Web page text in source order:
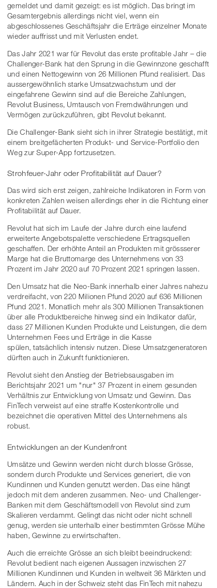
gemeldet und damit gezeigt: es ist möglich. Das bringt im
Gesamtergebnis allerdings nicht viel, wenn ein
abgeschlossenes Geschäftsjahr die Erträge einzelner Monate
wieder auffrisst und mit Verlusten endet.
Das Jahr 2021 war für Revolut das erste profitable Jahr – die
Challenger-Bank hat den Sprung in die Gewinnzone geschafft
und einen Nettogewinn von 26 Millionen Pfund realisiert. Das
aussergewöhnlich starke Umsatzwachstum und der
eingefahrene Gewinn sind auf die Bereiche Zahlungen,
Revolut Business, Umtausch von Fremdwährungen und
Vermögen zurückzuführen, gibt Revolut bekannt.
Die Challenger-Bank sieht sich in ihrer Strategie bestätigt, mit
einem breitgefächerten Produkt- und Service-Portfolio den
Weg zur Super-App fortzusetzen.
Strohfeuer-Jahr oder Profitabilität auf Dauer?
Das wird sich erst zeigen, zahlreiche Indikatoren in Form von
konkreten Zahlen weisen allerdings eher in die Richtung einer
Profitabilität auf Dauer.
Revolut hat sich im Laufe der Jahre durch eine laufend
erweiterte Angebotspalette verschiedene Ertragsquellen
geschaffen. Der erhöhte Anteil an Produkten mit grössserer
Marge hat die Bruttomarge des Unternehmens von 33
Prozent im Jahr 2020 auf 70 Prozent 2021 springen lassen.
Den Umsatz hat die Neo-Bank innerhalb einer Jahres nahezu
verdreifacht, von 220 Milionen Pfund 2020 auf 636 Millionen
Pfund 2021. Monatlich mehr als 300 Millionen Transaktionen
über alle Produktbereiche hinweg sind ein Indikator dafür,
dass 27 Millionen Kunden Produkte und Leistungen, die dem
Unternehmen Fees und Erträge in die Kasse
spülen, tatsächlich intensiv nutzen. Diese Umsatzgeneratoren
dürften auch in Zukunft funktionieren.
Revolut sieht den Anstieg der Betriebsausgaben im
Berichtsjahr 2021 um "nur" 37 Prozent in einem gesunden
Verhältnis zur Entwicklung von Umsatz und Gewinn. Das
FinTech verweist auf eine straffe Kostenkontrolle und
bezeichnet die operativen Mittel des Unternehmens als
robust.
Entwicklungen an der Kundenfront
Umsätze und Gewinn werden nicht durch blosse Grösse,
sondern durch Produkte und Services generiert, die von
Kundinnen und Kunden genutzt werden. Das eine hängt
jedoch mit dem anderen zusammen. Neo- und Challenger-
Banken mit dem Geschäftsmodell von Revolut sind zum
Skalieren verdammt. Gelingt das nicht oder nicht schnell
genug, werden sie unterhalb einer bestimmten Grösse Mühe
haben, Gewinne zu erwirtschaften.
Auch die erreichte Grösse an sich bleibt beeindruckend:
Revolut bedient nach eigenen Aussagen inzwischen 27
Millionen Kundinnen und Kunden in weltweit 36 Märkten und
Ländern. Auch in der Schweiz steht das FinTech mit nahezu